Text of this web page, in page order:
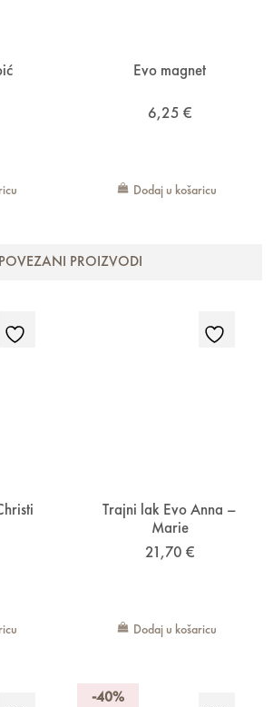
Evo magnet
6,25 €
Dodaj u košaricu
POVEZANI PROIZVODI
Trajni lak Evo Anna –
Marie
21,70 €
Dodaj u košaricu
-40%